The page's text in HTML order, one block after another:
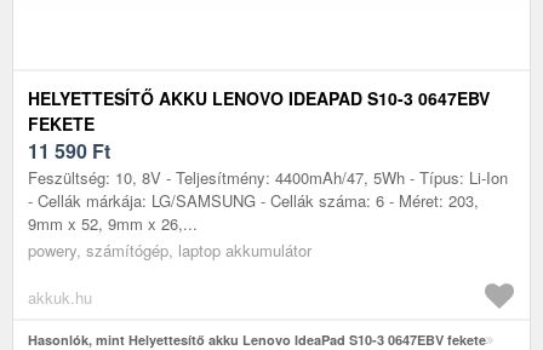
HELYETTESÍTŐ AKKU LENOVO IDEAPAD S10-3 0647EBV
FEKETE
11 590 Ft
Feszültség: 10, 8V - Teljesítmény: 4400mAh/47, 5Wh - Típus: Li-Ion
- Cellák márkája: LG/SAMSUNG - Cellák száma: 6 - Méret: 203,
9mm x 52, 9mm x 26,...
powery, számítógép, laptop akkumulátor
akkuk.hu
Hasonlók, mint Helyettesítő akku Lenovo IdeaPad S10-3 0647EBV fekete